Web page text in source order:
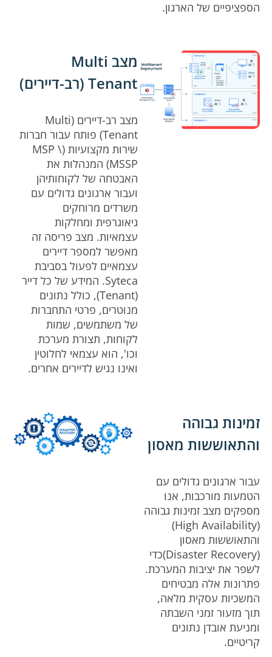
הספציפיים של הארגון.
מצב Multi
Tenant (רב-דיירים)
מצב רב-דיירים (Multi
Tenant) פותח עבור חברות
שירות מקצועיות (MSP \
MSSP) המנהלות את
האבטחה של לקוחותיהן
ועבור ארגונים גדולים עם
משרדים מרוחקים
גיאוגרפית ומחלקות
עצמאיות. מצב פריסה זה
מאפשר למספר דיירים
עצמאיים לפעול בסביבת
Syteca. המידע של כל דייר
(Tenant), כולל נתונים
מנוטרים, פרטי התחברות
של משתמשים, שמות
לקוחות, תצורת מערכת
וכו', הוא עצמאי לחלוטין
ואינו נגיש לדיירים אחרים.
זמינות גבוהה
והתאוששות מאסון
עבור ארגונים גדולים עם
הטמעות מורכבות, אנו
מספקים מצב זמינות גבוהה
(High Availability)
והתאוששות מאסון
(Disaster Recovery)כדי
לשפר את יציבות המערכת.
פתרונות אלה מבטיחים
המשכיות עסקית מלאה,
תוך מזעור זמני השבתה
ומניעת אובדן נתונים
קריטיים.